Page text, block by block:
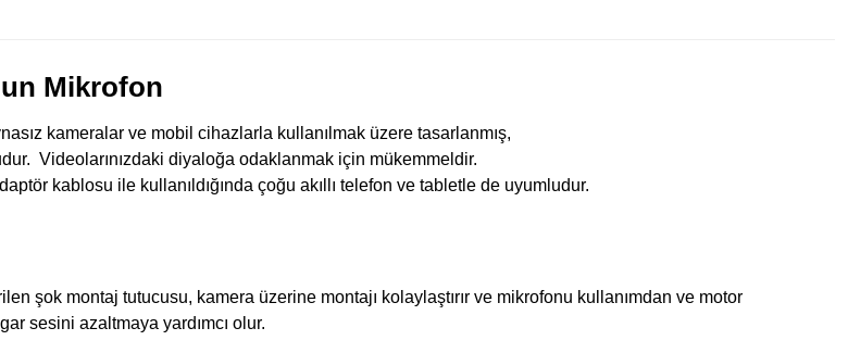
Mikrofon
kameralar ve mobil cihazlarla kullanılmak üzere tasarlanmış,
Videolarınızdaki diyaloğa odaklanmak için mükemmeldir.
kablosu ile kullanıldığında çoğu akıllı telefon ve tabletle de uyumludur.
şok montaj tutucusu, kamera üzerine montajı kolaylaştırır ve mikrofonu kullanımdan ve motor
sesini azaltmaya yardımcı olur.